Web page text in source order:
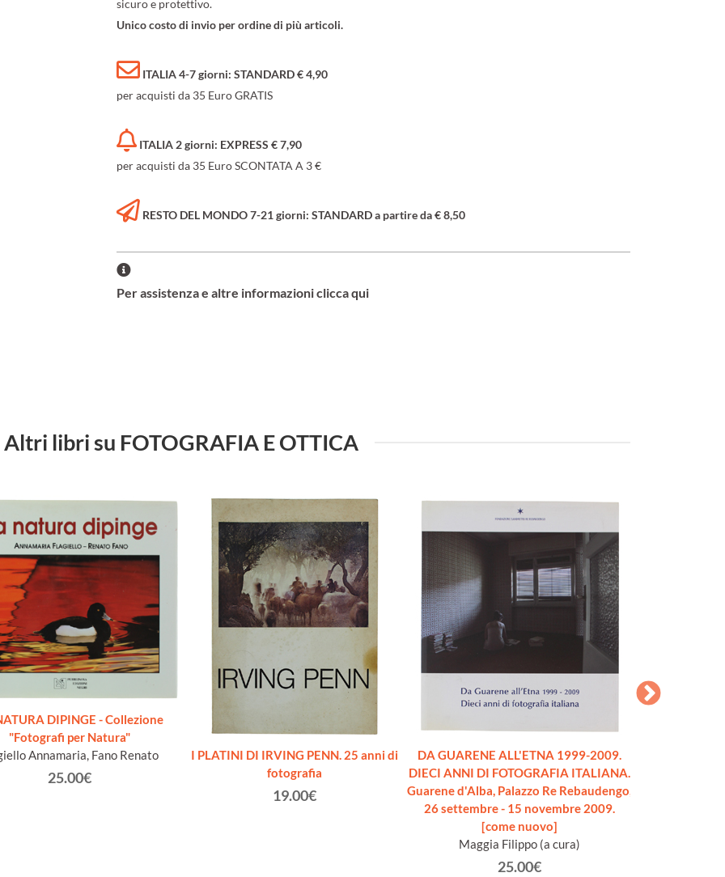
sicuro e protettivo.
Unico costo di invio per ordine di più articoli.
ITALIA 4-7 giorni: STANDARD € 4,90
per acquisti da 35 Euro GRATIS
ITALIA 2 giorni: EXPRESS € 7,90
per acquisti da 35 Euro SCONTATA A 3 €
RESTO DEL MONDO 7-21 giorni: STANDARD a partire da € 8,50
Per assistenza e altre informazioni clicca qui
Altri libri su FOTOGRAFIA E OTTICA
DIPINGE - Collezione
"Fotografi per Natura"
Annamaria, Fano Renato
25.00€
I PLATINI DI IRVING PENN. 25 anni di
fotografia
19.00€
DA GUARENE ALL'ETNA 1999-2009.
DIECI ANNI DI FOTOGRAFIA ITALIANA.
Guarene d'Alba, Palazzo Re Rebaudengo,
26 settembre - 15 novembre 2009.
[come nuovo]
Maggia Filippo (a cura)
25.00€